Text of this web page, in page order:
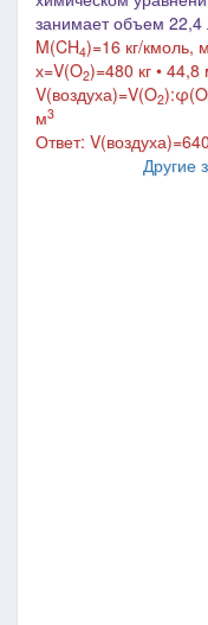
занимает объем
M(CH4)=16 кг/кмоль,
х=V(O2)=480 кг • 44,8
V(воздуха)=V(O2):φ(O
м3
Ответ: V(воздуха)=
Другие